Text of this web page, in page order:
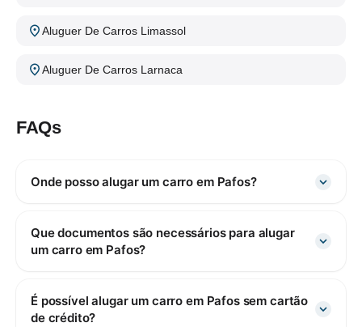
Aluguer De Carros Limassol
Aluguer De Carros Larnaca
FAQs
Onde posso alugar um carro em Pafos?
Que documentos são necessários para alugar
um carro em Pafos?
É possível alugar um carro em Pafos sem cartão
de crédito?